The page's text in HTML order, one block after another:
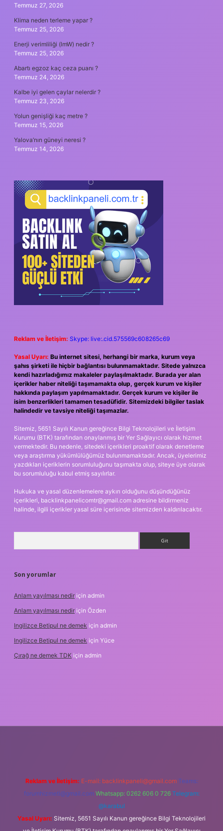
Temmuz 27, 2026
Klima neden terleme yapar ?
Temmuz 25, 2026
Enerji verimliliği (lmW) nedir ?
Temmuz 25, 2026
Abartı egzoz kaç ceza puanı ?
Temmuz 24, 2026
Kalbe iyi gelen çaylar nelerdir ?
Temmuz 23, 2026
Yolun genişliği kaç metre ?
Temmuz 15, 2026
Yalova’nın güneyi neresi ?
Temmuz 14, 2026
Reklam ve İletişim: Skype: live:.cid.575569c608265c69
Yasal Uyarı: Bu internet sitesi, herhangi bir marka, kurum veya
şahıs şirketi ile hiçbir bağlantısı bulunmamaktadır. Sitede yalnızca
kendi hazırladığımız makaleler paylaşılmaktadır. Burada yer alan
içerikler haber niteliği taşımamakta olup, gerçek kurum ve kişiler
hakkında paylaşım yapılmamaktadır. Gerçek kurum ve kişiler ile
isim benzerlikleri tamamen tesadüfidir. Sitemizdeki bilgiler taslak
halindedir ve tavsiye niteliği taşımazlar.
Sitemiz, 5651 Sayılı Kanun gereğince Bilgi Teknolojileri ve İletişim
Kurumu (BTK) tarafından onaylanmış bir Yer Sağlayıcı olarak hizmet
vermektedir. Bu nedenle, sitedeki içerikleri proaktif olarak denetleme
veya araştırma yükümlülüğümüz bulunmamaktadır. Ancak, üyelerimiz
yazdıkları içeriklerin sorumluluğunu taşımakta olup, siteye üye olarak
bu sorumluluğu kabul etmiş sayılırlar.
Hukuka ve yasal düzenlemelere aykırı olduğunu düşündüğünüz
içerikleri, backlinkpanelicomtr@gmail.com adresine bildirmeniz
halinde, ilgili içerikler yasal süre içerisinde sitemizden kaldırılacaktır.
Son yorumlar
Anlam yayılması nedir için admin
Anlam yayılması nedir için Özden
Ingilizce Betipul ne demek için admin
Ingilizce Betipul ne demek için Yüce
Çırağ ne demek TDK için admin
Reklam ve İletişim: E-mail: backlinkpaneli@gmail.com Teams:
forumhizmeti@gmail.com Whatsapp: 0262 606 0 726 Telegram:
@karabul
Yasal Uyarı: Sitemiz, 5651 Sayılı Kanun gereğince Bilgi Teknolojileri